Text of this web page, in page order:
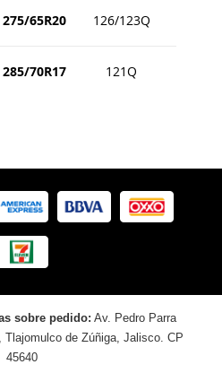
275/65R20 126/123Q
285/70R17 121Q
sobre pedido: Av. Pedro Parra
Tlajomulco de Zúñiga, Jalisco. CP
45640